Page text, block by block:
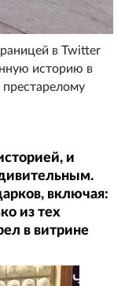
в Twitter
историю в
и
включая:
из тех
в витрине